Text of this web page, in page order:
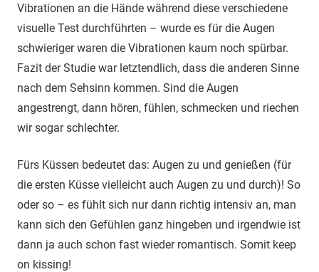
Vibrationen an die Hände während diese verschiedene
visuelle Test durchführten – wurde es für die Augen
schwieriger waren die Vibrationen kaum noch spürbar.
Fazit der Studie war letztendlich, dass die anderen Sinne
nach dem Sehsinn kommen. Sind die Augen
angestrengt, dann hören, fühlen, schmecken und riechen
wir sogar schlechter.
Fürs Küssen bedeutet das: Augen zu und genießen (für
die ersten Küsse vielleicht auch Augen zu und durch)! So
oder so – es fühlt sich nur dann richtig intensiv an, man
kann sich den Gefühlen ganz hingeben und irgendwie ist
dann ja auch schon fast wieder romantisch. Somit keep
on kissing!